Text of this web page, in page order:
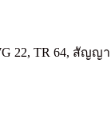
22, TR 64, สัญ